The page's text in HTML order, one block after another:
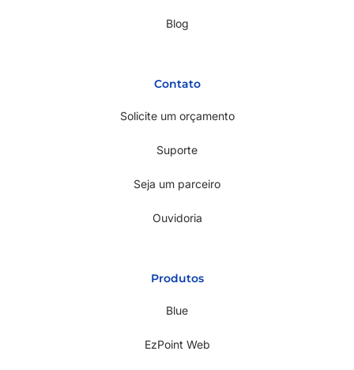
Blog
Contato
Solicite um orçamento
Suporte
Seja um parceiro
Ouvidoria
Produtos
Blue
EzPoint Web